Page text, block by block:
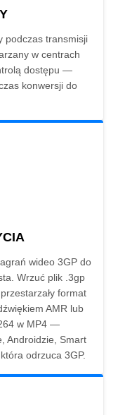
podczas transmisji
w centrach
dostępu —
konwersji do
wideo 3GP do
Wrzuć plik .3gp
format
AMR lub
w MP4 —
Androidzie, Smart
odrzuca 3GP.